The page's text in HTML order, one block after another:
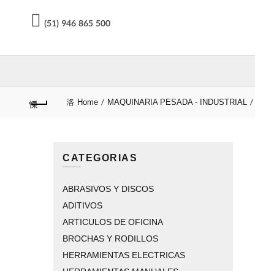
(51) 946 865 500
Home MAQUINARIA PESADA - INDUSTRIAL
CATEGORIAS
ABRASIVOS Y DISCOS
ADITIVOS
ARTICULOS DE OFICINA
BROCHAS Y RODILLOS
HERRAMIENTAS ELECTRICAS